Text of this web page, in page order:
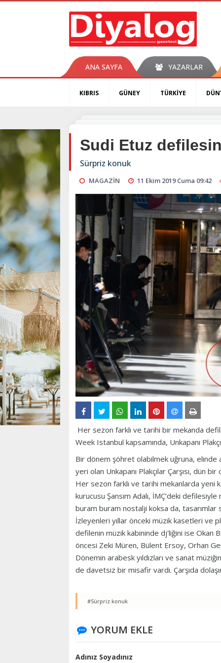
ANA SAYFA YAZARLAR
KIBRIS GÜNEY TÜRKİYE
Sudi Etuz
Sürpriz konuk
MAGAZİN 11 Ekim 2019 Cuma 09:42
Her sezon farklı ve tarihi bir mekanda
Week Istanbul kapsamında, Unkapanı
Bir dönem şöhret olabilmek uğruna, elinde
yeri olan Unkapanı Plakçılar Çarşısı, dün
Her sezon farklı ve tarihi mekanlarda yeni
kurucusu Şansım Adalı, İMÇ’deki
buram buram nostalji koksa da,
İzleyenleri yıllar önceki müzik kasetleri ve
defilenin müzik kabininde dj'liğini ise Okan
öncesi Zeki Müren, Bülent Ersoy, Orhan
Dönemin arabesk yıldızları ve sanat
de davetsiz bir misafir vardı. Çarşıda
#Sürpriz konuk
YORUM EKLE
Adınız Soyadınız